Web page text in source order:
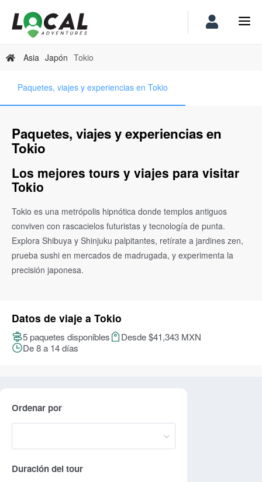
Asia Japón Tokio
Paquetes, viajes y experiencias en Tokio
Paquetes, viajes y experiencias en
Tokio
Los mejores tours y viajes para visitar
Tokio
Tokio es una metrópolis hipnótica donde templos antiguos
conviven con rascacielos futuristas y tecnología de punta.
Explora Shibuya y Shinjuku palpitantes, retírate a jardines zen,
prueba sushi en mercados de madrugada, y experimenta la
precisión japonesa.
Datos de viaje a Tokio
5 paquetes disponibles
Desde $41,343 MXN
De 8 a 14 días
Ordenar por
Duración del tour